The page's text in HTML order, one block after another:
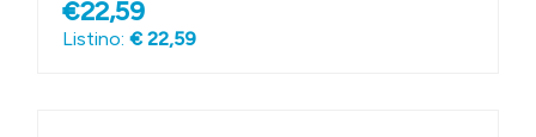
€22,59
Listino: € 22,59